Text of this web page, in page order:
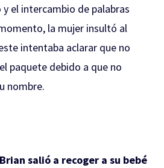
el intercambio de palabras
la mujer insultó al
intentaba aclarar que no
paquete debido a que no
nombre.
Brian salió a recoger a su bebé